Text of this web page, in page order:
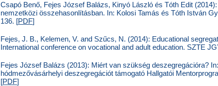
Csapó Benő, Fejes József Balázs, Kinyó László és Tóth Edit
nemzetközi összehasonlításban. In: Kolosi Tamás és Tóth István
136. [PDF]
Fejes, J. B., Kelemen, V. and Szűcs, N. (2014): Educational
International conference on vocational and adult education. SZTE
Fejes József Balázs (2013): Miért van szükség deszegregációra?
hódmezővásárhelyi deszegregációt támogató Hallgatói
[PDF]